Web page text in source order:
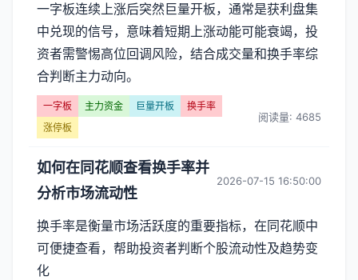
一字板连续上涨后突然巨量开板，通常是获利盘集
中兑现的信号，意味着短期上涨动能可能衰竭，投
资者需警惕高位回调风险，结合成交量和换手率综
合判断主力动向。
一字板 主力资金 巨量开板
换手率
涨停板
阅读量: 4685
如何在同花顺查看换手率并
分析市场流动性
2026-07-15 16:50:00
换手率是衡量市场活跃度的重要指标，在同花顺中
可便捷查看，帮助投资者判断个股流动性及趋势变
化